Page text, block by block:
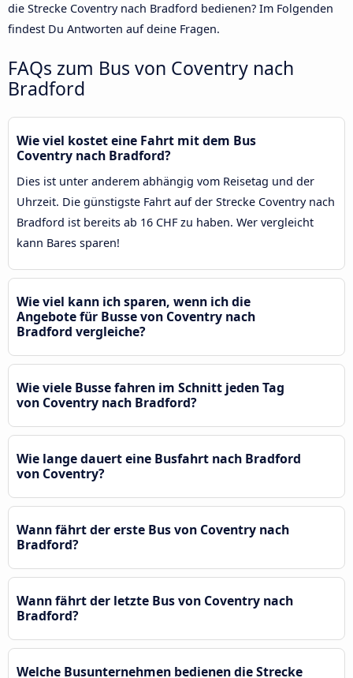
die Strecke Coventry nach Bradford bedienen? Im Folgenden
findest Du Antworten auf deine Fragen.
FAQs zum Bus von Coventry nach
Bradford
Wie viel kostet eine Fahrt mit dem Bus
Coventry nach Bradford?
Dies ist unter anderem abhängig vom Reisetag und der
Uhrzeit. Die günstigste Fahrt auf der Strecke Coventry nach
Bradford ist bereits ab 16 CHF zu haben. Wer vergleicht
kann Bares sparen!
Wie viel kann ich sparen, wenn ich die
Angebote für Busse von Coventry nach
Bradford vergleiche?
Wie viele Busse fahren im Schnitt jeden Tag
von Coventry nach Bradford?
Wie lange dauert eine Busfahrt nach Bradford
von Coventry?
Wann fährt der erste Bus von Coventry nach
Bradford?
Wann fährt der letzte Bus von Coventry nach
Bradford?
Welche Busunternehmen bedienen die Strecke